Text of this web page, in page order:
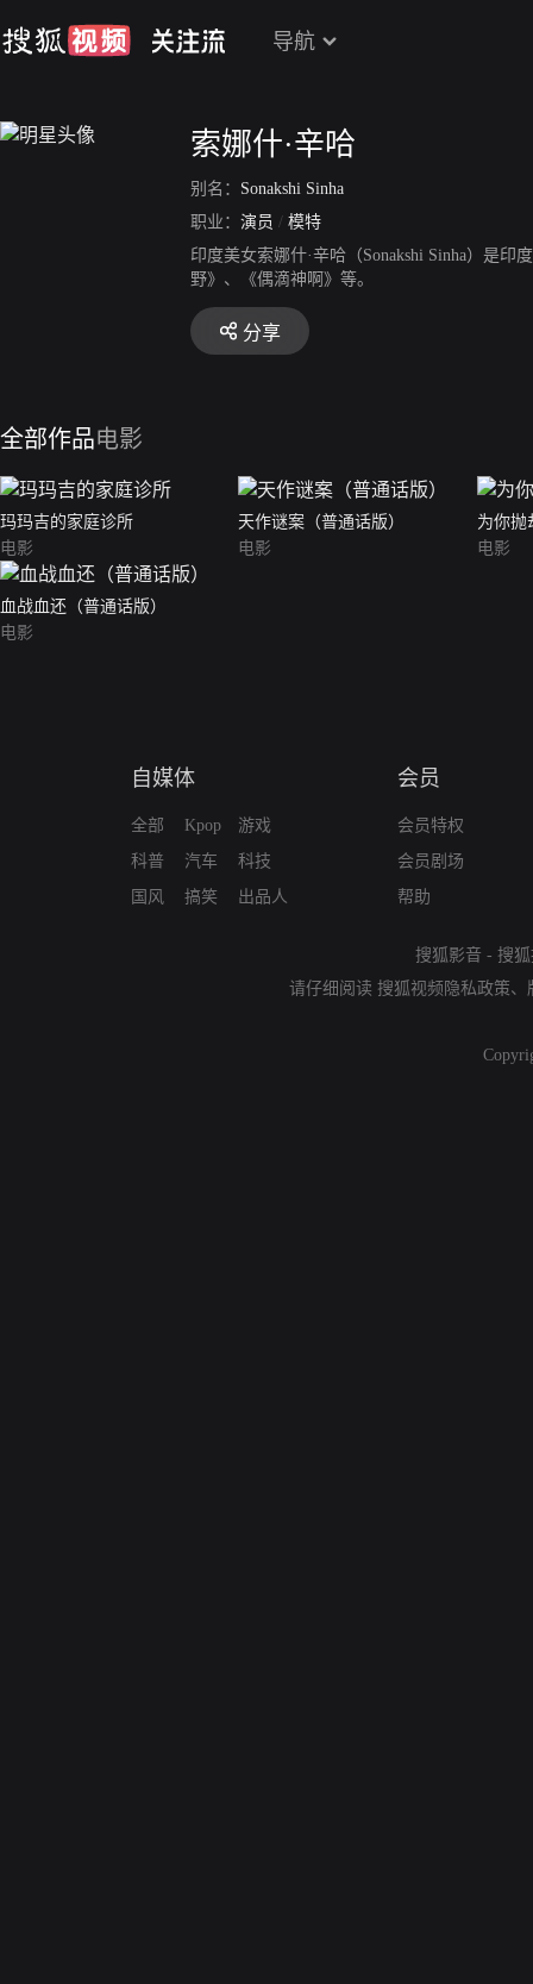
导航
索娜什·辛哈
别名： Sonakshi Sinha
职业： 演员 / 模特
印度美女索娜什·辛哈（Sonakshi Sinha）是
野》、《偶滴神啊》等。
分享
全部作品电影
玛玛吉的家庭诊所
电影
天作谜案（普通话版）
电影
为你抛
电影
血战血还（普通话版）
电影
自媒体
全部
科普
国风
Kpop
汽车
搞笑
游戏
科技
出品人
会员
会员特权
会员剧场
帮助
搜狐影音 - 搜
请仔细阅读 搜狐视频隐私政策、